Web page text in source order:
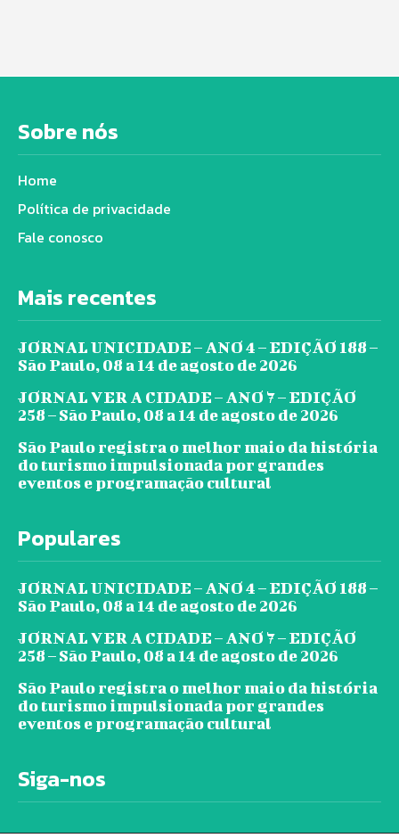
Sobre nós
Home
Política de privacidade
Fale conosco
Mais recentes
JORNAL UNICIDADE – ANO 4 – EDIÇÃO 188 –
São Paulo, 08 a 14 de agosto de 2026
JORNAL VER A CIDADE – ANO 7 – EDIÇÃO
258 – São Paulo, 08 a 14 de agosto de 2026
São Paulo registra o melhor maio da história
do turismo impulsionada por grandes
eventos e programação cultural
Populares
JORNAL UNICIDADE – ANO 4 – EDIÇÃO 188 –
São Paulo, 08 a 14 de agosto de 2026
JORNAL VER A CIDADE – ANO 7 – EDIÇÃO
258 – São Paulo, 08 a 14 de agosto de 2026
São Paulo registra o melhor maio da história
do turismo impulsionada por grandes
eventos e programação cultural
Siga-nos